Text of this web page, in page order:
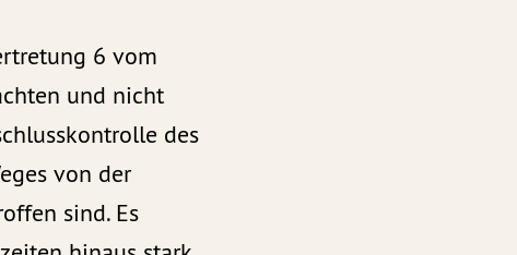
6 vom
und nicht
des
von der
sind. Es